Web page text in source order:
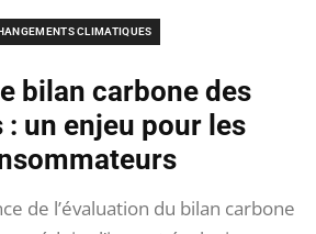
CLIMATIQUES
bilan carbone des
un enjeu pour les
de l’évaluation du bilan carbone